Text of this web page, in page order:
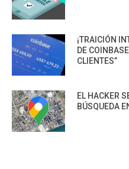
¡TRAICIÓN
DE
CLIENTES”
EL HACKER
BÚSQUEDA